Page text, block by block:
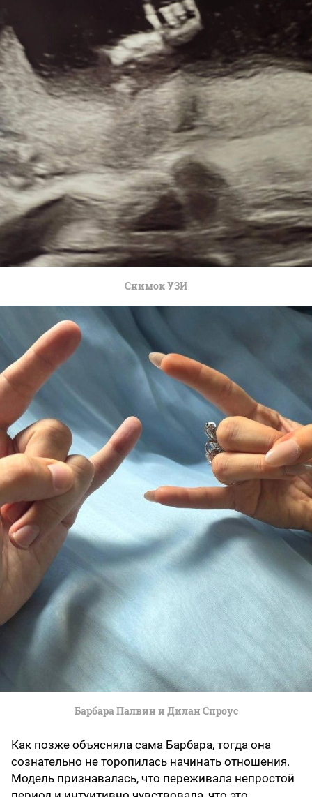
Снимок УЗИ
Барбара Палвин и Дилан Спроус
Как позже объясняла сама Барбара, тогда она
сознательно не торопилась начинать отношения.
Модель признавалась, что переживала непростой